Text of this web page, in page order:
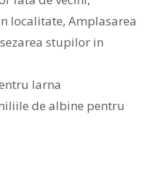
localitate, Amplasarea
stupilor in
Iarna
de albine pentru